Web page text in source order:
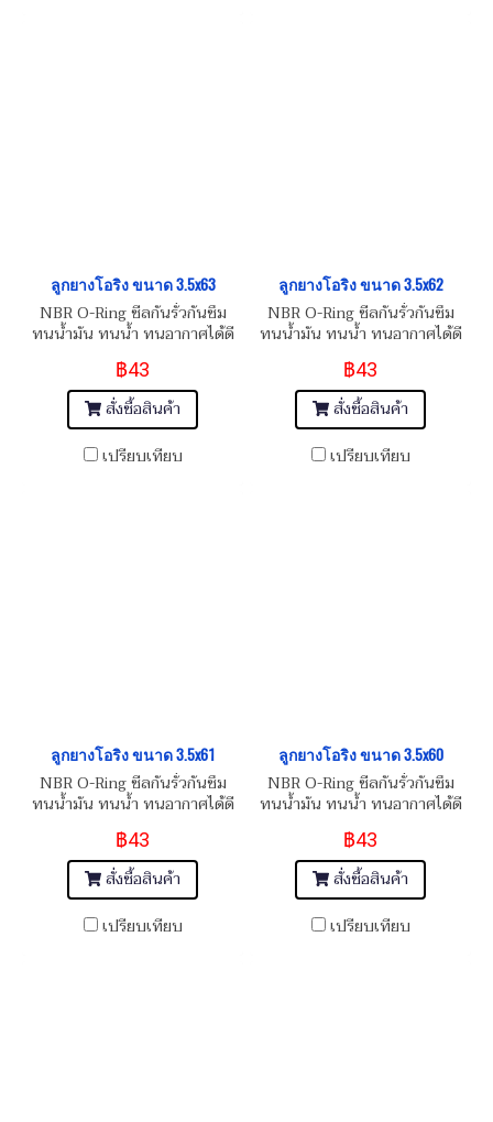
ลูกยางโอริง ขนาด 3.5x63
NBR O-Ring ซีลกันรั่วกันซึม
ทนน้ำมัน ทนน้ำ ทนอากาศได้ดี
฿43
สั่งซื้อสินค้า
เปรียบเทียบ
ลูกยางโอริง ขนาด 3.5x62
NBR O-Ring ซีลกันรั่วกันซึม
ทนน้ำมัน ทนน้ำ ทนอากาศได้ดี
฿43
สั่งซื้อสินค้า
เปรียบเทียบ
ลูกยางโอริง ขนาด 3.5x61
NBR O-Ring ซีลกันรั่วกันซึม
ทนน้ำมัน ทนน้ำ ทนอากาศได้ดี
฿43
สั่งซื้อสินค้า
เปรียบเทียบ
ลูกยางโอริง ขนาด 3.5x60
NBR O-Ring ซีลกันรั่วกันซึม
ทนน้ำมัน ทนน้ำ ทนอากาศได้ดี
฿43
สั่งซื้อสินค้า
เปรียบเทียบ